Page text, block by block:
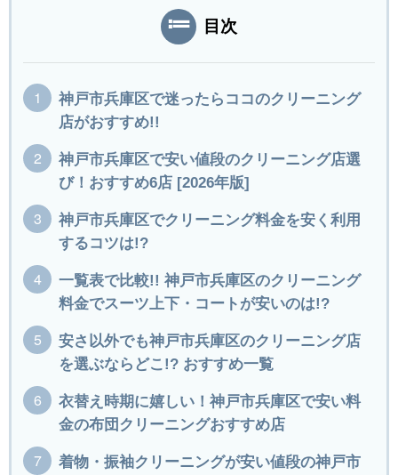
目次
神戸市兵庫区で迷ったらココのクリーニング
店がおすすめ!!
神戸市兵庫区で安い値段のクリーニング店選
び！おすすめ6店 [2026年版]
神戸市兵庫区でクリーニング料金を安く利用
するコツは!?
一覧表で比較!! 神戸市兵庫区のクリーニング
料金でスーツ上下・コートが安いのは!?
安さ以外でも神戸市兵庫区のクリーニング店
を選ぶならどこ!? おすすめ一覧
衣替え時期に嬉しい！神戸市兵庫区で安い料
金の布団クリーニングおすすめ店
着物・振袖クリーニングが安い値段の神戸市